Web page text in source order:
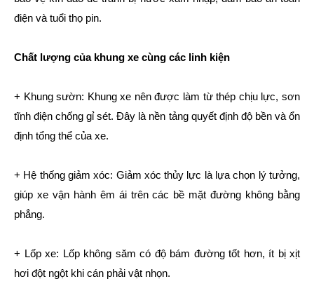
điện và tuổi thọ pin.
Chất lượng của khung xe cùng các linh kiện
+ Khung sườn: Khung xe nên được làm từ thép chịu lực, sơn
tĩnh điện chống gỉ sét. Đây là nền tảng quyết định độ bền và ổn
định tổng thể của xe.
+ Hệ thống giảm xóc: Giảm xóc thủy lực là lựa chọn lý tưởng,
giúp xe vận hành êm ái trên các bề mặt đường không bằng
phẳng.
+ Lốp xe: Lốp không săm có độ bám đường tốt hơn, ít bị xịt
hơi đột ngột khi cán phải vật nhọn.